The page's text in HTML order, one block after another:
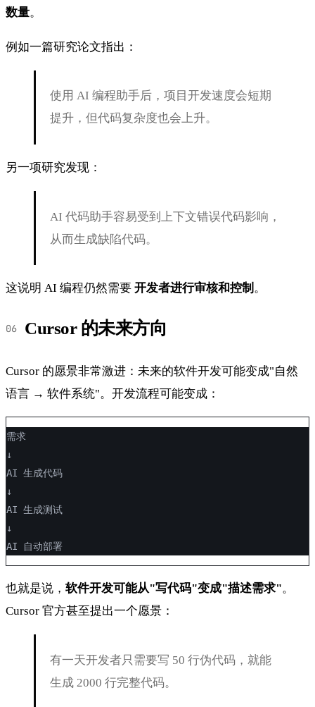
数量。
例如一篇研究论文指出：
使用 AI 编程助手后，项目开发速度会短期
提升，但代码复杂度也会上升。
另一项研究发现：
AI 代码助手容易受到上下文错误代码影响，
从而生成缺陷代码。
这说明 AI 编程仍然需要 开发者进行审核和控制 。
Cursor 的未来方向
Cursor 的愿景非常激进：未来的软件开发可能变成"自然
语言 → 软件系统"。开发流程可能变成：
需求
↓
AI 生成代码
↓
AI 生成测试
↓
AI 自动部署
也就是说， 软件开发可能从"写代码"变成"描述需求"。
Cursor 官方甚至提出一个愿景：
有一天开发者只需要写 50 行伪代码，就能
生成 2000 行完整代码。